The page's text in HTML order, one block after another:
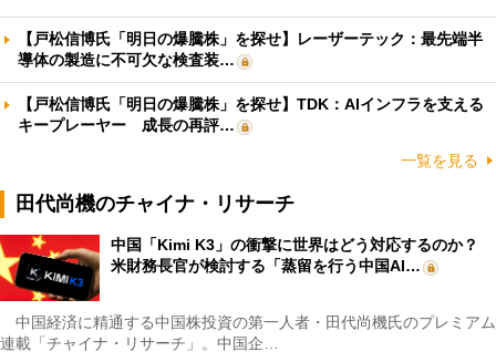
【戸松信博氏「明日の爆騰株」を探せ】レーザーテック：最先端半
導体の製造に不可欠な検査装…
【戸松信博氏「明日の爆騰株」を探せ】TDK：AIインフラを支える
キープレーヤー 成長の再評…
一覧を見る
田代尚機のチャイナ・リサーチ
中国「Kimi K3」の衝撃に世界はどう対応するのか？
米財務長官が検討する「蒸留を行う中国AI…
中国経済に精通する中国株投資の第一人者・田代尚機氏のプレミアム
連載「チャイナ・リサーチ」。中国企…